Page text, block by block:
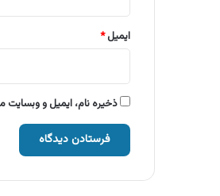
ایمیل*
ذخیره نام، ایمیل و وبسایت